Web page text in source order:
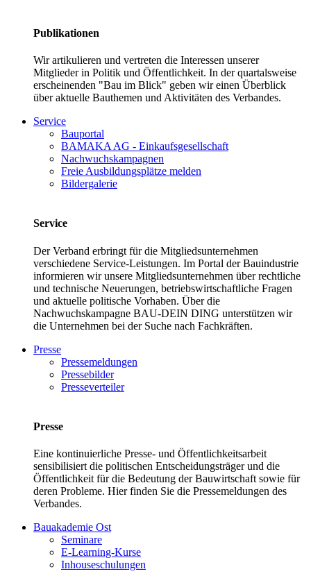
Publikationen
Wir artikulieren und vertreten die Interessen unserer
Mitglieder in Politik und Öffentlichkeit. In der quartalsweise
erscheinenden "Bau im Blick" geben wir einen Überblick
über aktuelle Bauthemen und Aktivitäten des Verbandes.
Service
Bauportal
BAMAKA AG - Einkaufsgesellschaft
Nachwuchskampagnen
Freie Ausbildungsplätze melden
Bildergalerie
Service
Der Verband erbringt für die Mitgliedsunternehmen
verschiedene Service-Leistungen. Im Portal der Bauindustrie
informieren wir unsere Mitgliedsunternehmen über rechtliche
und technische Neuerungen, betriebswirtschaftliche Fragen
und aktuelle politische Vorhaben. Über die
Nachwuchskampagne BAU-DEIN DING unterstützen wir
die Unternehmen bei der Suche nach Fachkräften.
Presse
Pressemeldungen
Pressebilder
Presseverteiler
Presse
Eine kontinuierliche Presse- und Öffentlichkeitsarbeit
sensibilisiert die politischen Entscheidungsträger und die
Öffentlichkeit für die Bedeutung der Bauwirtschaft sowie für
deren Probleme. Hier finden Sie die Pressemeldungen des
Verbandes.
Bauakademie Ost
Seminare
E-Learning-Kurse
Inhouseschulungen